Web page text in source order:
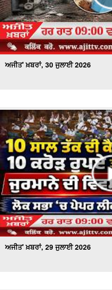
ਅਜੀਤ' ਖ਼ਬਰਾਂ, 30 ਜੁਲਾਈ 2026
ਅਜੀਤ' ਖ਼ਬਰਾਂ, 29 ਜੁਲਾਈ 2026